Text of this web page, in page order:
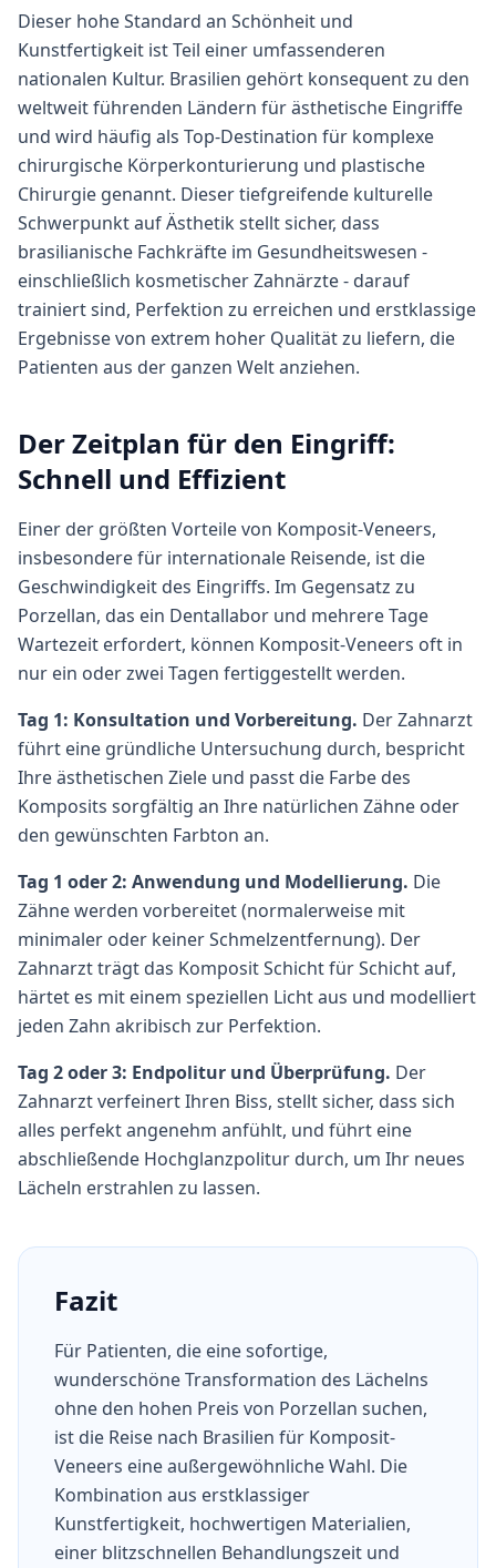
Dieser hohe Standard an Schönheit und
Kunstfertigkeit ist Teil einer umfassenderen
nationalen Kultur. Brasilien gehört konsequent zu den
weltweit führenden Ländern für ästhetische Eingriffe
und wird häufig als Top-Destination für komplexe
chirurgische Körperkonturierung und plastische
Chirurgie genannt. Dieser tiefgreifende kulturelle
Schwerpunkt auf Ästhetik stellt sicher, dass
brasilianische Fachkräfte im Gesundheitswesen -
einschließlich kosmetischer Zahnärzte - darauf
trainiert sind, Perfektion zu erreichen und erstklassige
Ergebnisse von extrem hoher Qualität zu liefern, die
Patienten aus der ganzen Welt anziehen.
Der Zeitplan für den Eingriff:
Schnell und Effizient
Einer der größten Vorteile von Komposit-Veneers,
insbesondere für internationale Reisende, ist die
Geschwindigkeit des Eingriffs. Im Gegensatz zu
Porzellan, das ein Dentallabor und mehrere Tage
Wartezeit erfordert, können Komposit-Veneers oft in
nur ein oder zwei Tagen fertiggestellt werden.
Tag 1: Konsultation und Vorbereitung. Der Zahnarzt
führt eine gründliche Untersuchung durch, bespricht
Ihre ästhetischen Ziele und passt die Farbe des
Komposits sorgfältig an Ihre natürlichen Zähne oder
den gewünschten Farbton an.
Tag 1 oder 2: Anwendung und Modellierung. Die
Zähne werden vorbereitet (normalerweise mit
minimaler oder keiner Schmelzentfernung). Der
Zahnarzt trägt das Komposit Schicht für Schicht auf,
härtet es mit einem speziellen Licht aus und modelliert
jeden Zahn akribisch zur Perfektion.
Tag 2 oder 3: Endpolitur und Überprüfung. Der
Zahnarzt verfeinert Ihren Biss, stellt sicher, dass sich
alles perfekt angenehm anfühlt, und führt eine
abschließende Hochglanzpolitur durch, um Ihr neues
Lächeln erstrahlen zu lassen.
Fazit
Für Patienten, die eine sofortige,
wunderschöne Transformation des Lächelns
ohne den hohen Preis von Porzellan suchen,
ist die Reise nach Brasilien für Komposit-
Veneers eine außergewöhnliche Wahl. Die
Kombination aus erstklassiger
Kunstfertigkeit, hochwertigen Materialien,
einer blitzschnellen Behandlungszeit und